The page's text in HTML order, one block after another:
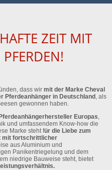
ZEIT MIT
dass wir mit der Marke Cheval
Pferdeanhänger in Deutschland, als
gewonnen haben.
Europas,
und umfassendem Know-how die
Marke steht für die Liebe zum
mit fortschrittlicher
aus Aluminium und
Panikentriegelung und dem
niedrige Bauweise steht, bietet